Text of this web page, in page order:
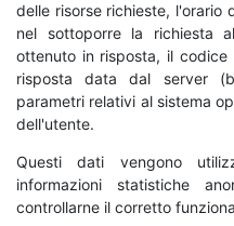
delle risorse richieste, l'orario
nel sottoporre la richiesta
ottenuto in risposta, il codice
risposta data dal server
parametri relativi al sistema
dell'utente.
Questi dati vengono
informazioni statistiche
controllarne il corretto